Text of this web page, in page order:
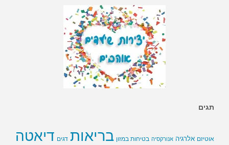
תגים
אוטיזם אלרגיה אנורקסיה בטיחות במזון בריאות דגים דיאטה